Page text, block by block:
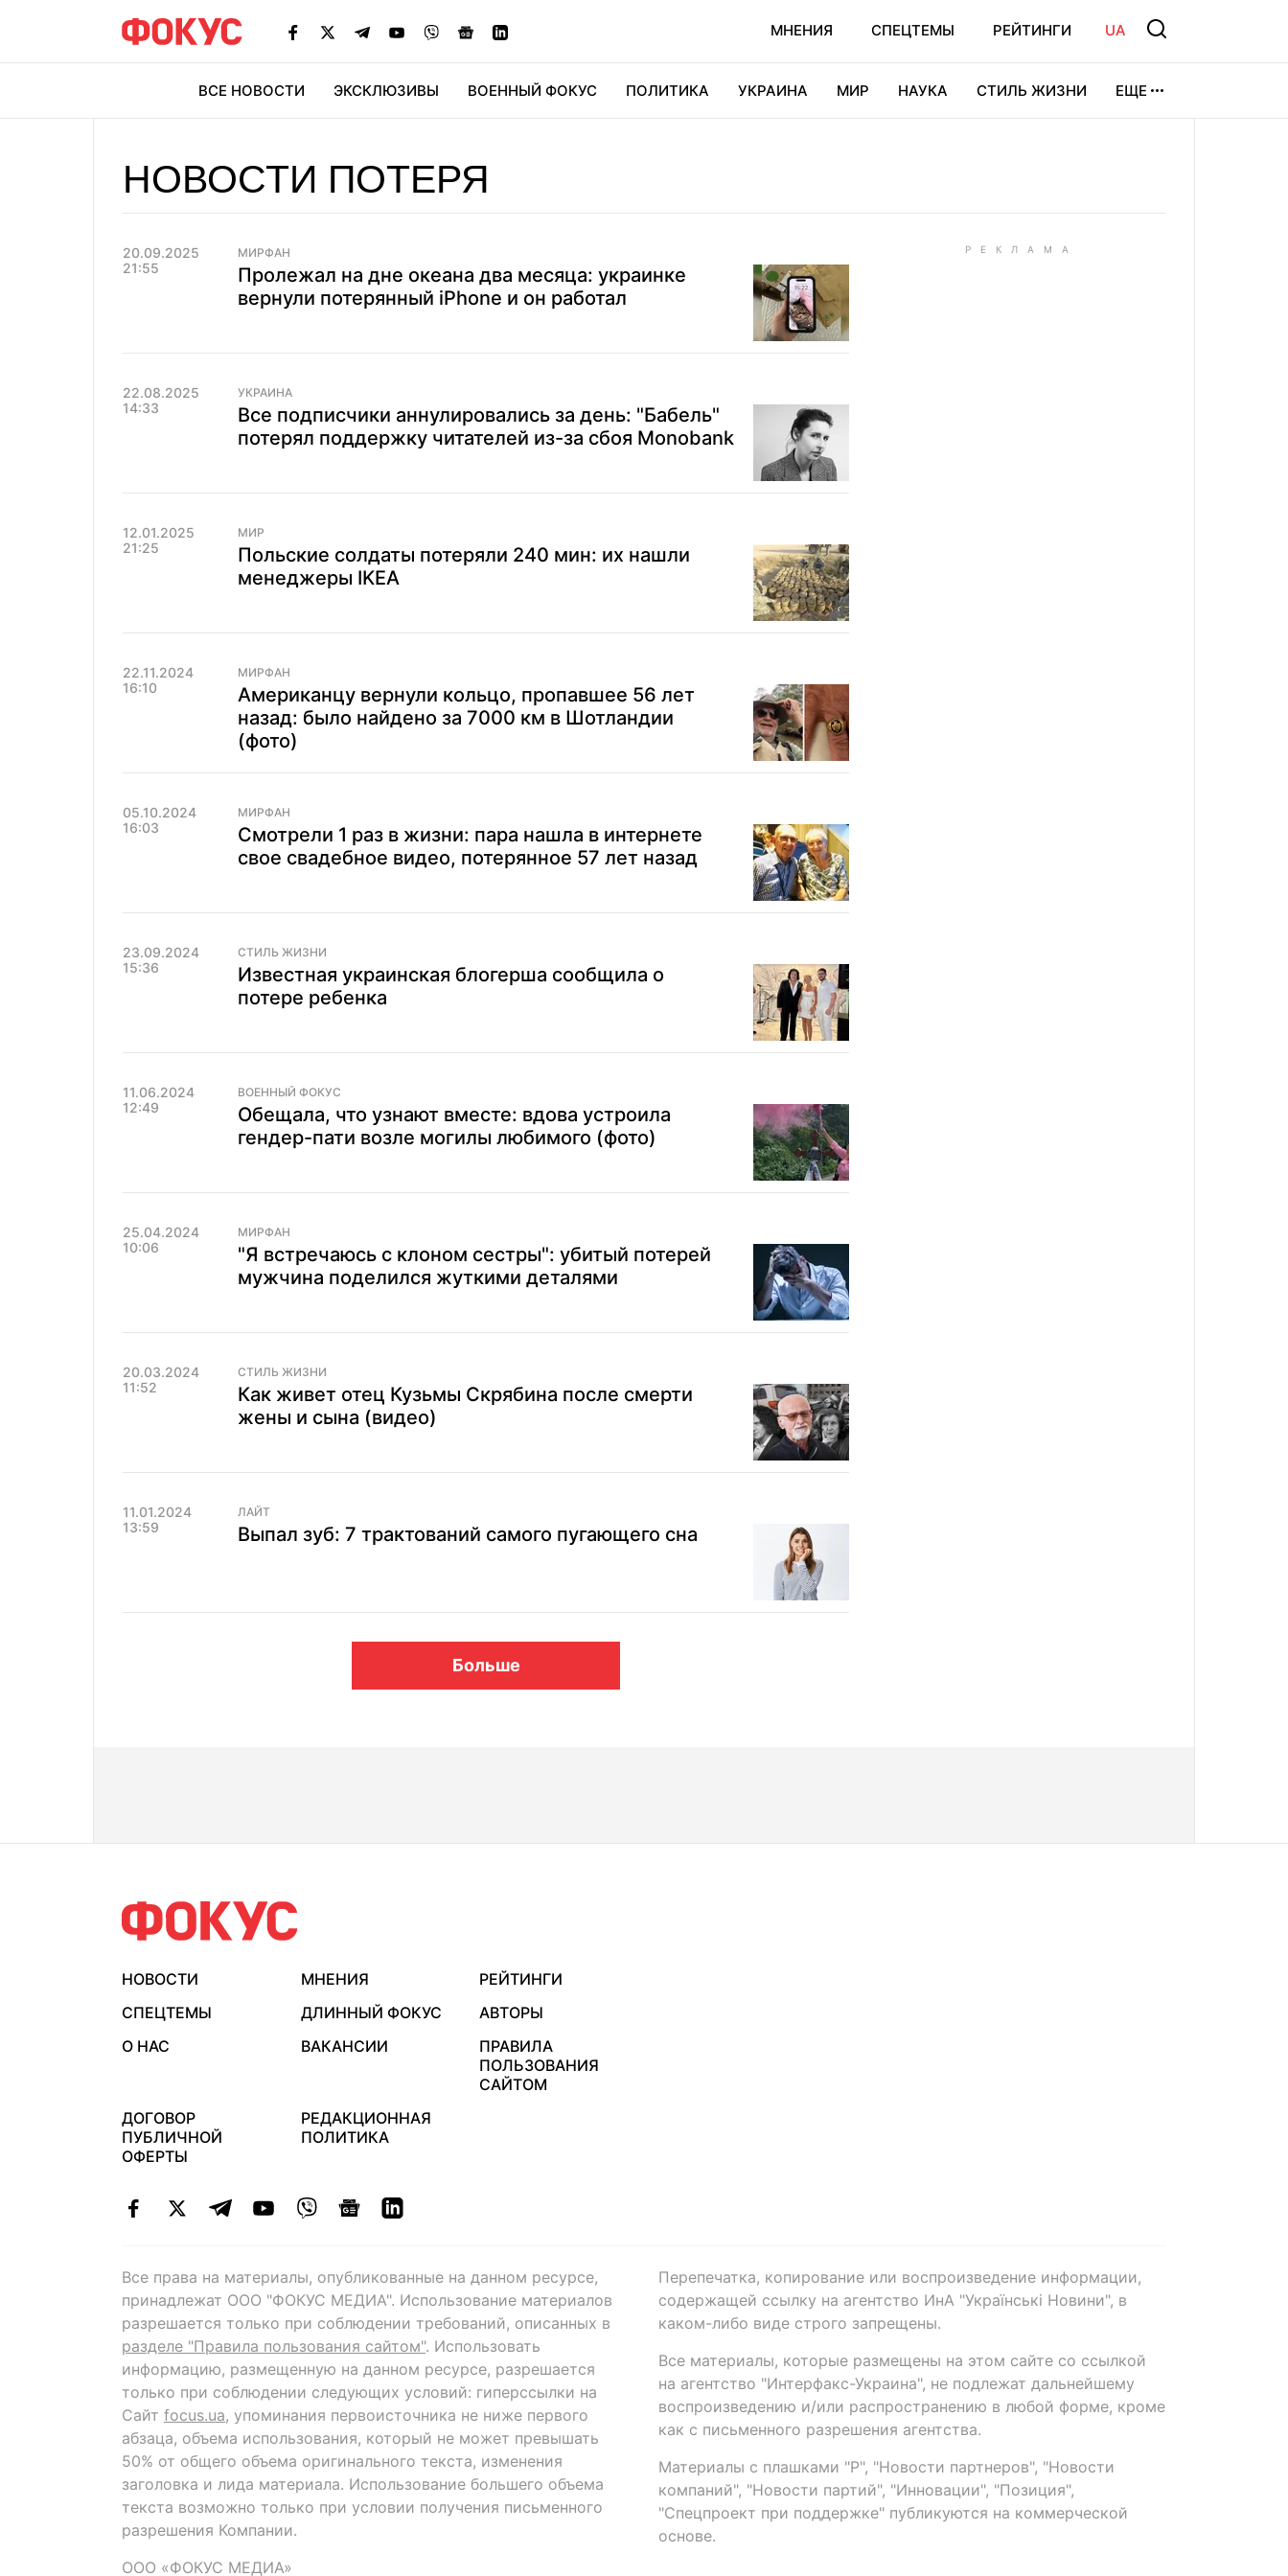
МНЕНИЯ СПЕЦТЕМЫ РЕЙТИНГИ UA
ВСЕ НОВОСТИ ЭКСКЛЮЗИВЫ ВОЕННЫЙ ФОКУС ПОЛИТИКА УКРАИНА МИР НАУКА СТИЛЬ ЖИЗНИ ЕЩЕ
НОВОСТИ ПОТЕРЯ
20.09.2025
21:55
МИРФАН
Пролежал на дне океана два месяца: украинке
вернули потерянный iPhone и он работал
22.08.2025
14:33
УКРАИНА
Все подписчики аннулировались за день: "Бабель"
потерял поддержку читателей из-за сбоя Monobank
12.01.2025
21:25
МИР
Польские солдаты потеряли 240 мин: их нашли
менеджеры IKEA
22.11.2024
16:10
МИРФАН
Американцу вернули кольцо, пропавшее 56 лет
назад: было найдено за 7000 км в Шотландии
(фото)
05.10.2024
16:03
МИРФАН
Смотрели 1 раз в жизни: пара нашла в интернете
свое свадебное видео, потерянное 57 лет назад
23.09.2024
15:36
СТИЛЬ ЖИЗНИ
Известная украинская блогерша сообщила о
потере ребенка
11.06.2024
12:49
ВОЕННЫЙ ФОКУС
Обещала, что узнают вместе: вдова устроила
гендер-пати возле могилы любимого (фото)
25.04.2024
10:06
МИРФАН
"Я встречаюсь с клоном сестры": убитый потерей
мужчина поделился жуткими деталями
20.03.2024
11:52
СТИЛЬ ЖИЗНИ
Как живет отец Кузьмы Скрябина после смерти
жены и сына (видео)
11.01.2024
13:59
ЛАЙТ
Выпал зуб: 7 трактований самого пугающего сна
Больше
НОВОСТИ МНЕНИЯ
РЕЙТИНГИ
СПЕЦТЕМЫ
ДЛИННЫЙ ФОКУС
АВТОРЫ
О НАС
ВАКАНСИИ
ПРАВИЛА
ПОЛЬЗОВАНИЯ
САЙТОМ
ДОГОВОР
ПУБЛИЧНОЙ
ОФЕРТЫ
РЕДАКЦИОННАЯ
ПОЛИТИКА
Все права на материалы, опубликованные на данном ресурсе,
принадлежат ООО "ФОКУС МЕДИА". Использование материалов
разрешается только при соблюдении требований, описанных в
разделе "Правила пользования сайтом". Использовать
информацию, размещенную на данном ресурсе, разрешается
только при соблюдении следующих условий: гиперссылки на
Сайт focus.ua, упоминания первоисточника не ниже первого
абзаца, объема использования, который не может превышать
50% от общего объема оригинального текста, изменения
заголовка и лида материала. Использование большего объема
текста возможно только при условии получения письменного
разрешения Компании.
ООО «ФОКУС МЕДИА»
Перепечатка, копирование или воспроизведение информации,
содержащей ссылку на агентство ИнА "Українські Новини", в
каком-либо виде строго запрещены.
Все материалы, которые размещены на этом сайте со ссылкой
на агентство "Интерфакс-Украина", не подлежат дальнейшему
воспроизведению и/или распространению в любой форме, кроме
как с письменного разрешения агентства.
Материалы с плашками "Р", "Новости партнеров", "Новости
компаний", "Новости партий", "Инновации", "Позиция",
"Спецпроект при поддержке" публикуются на коммерческой
основе.